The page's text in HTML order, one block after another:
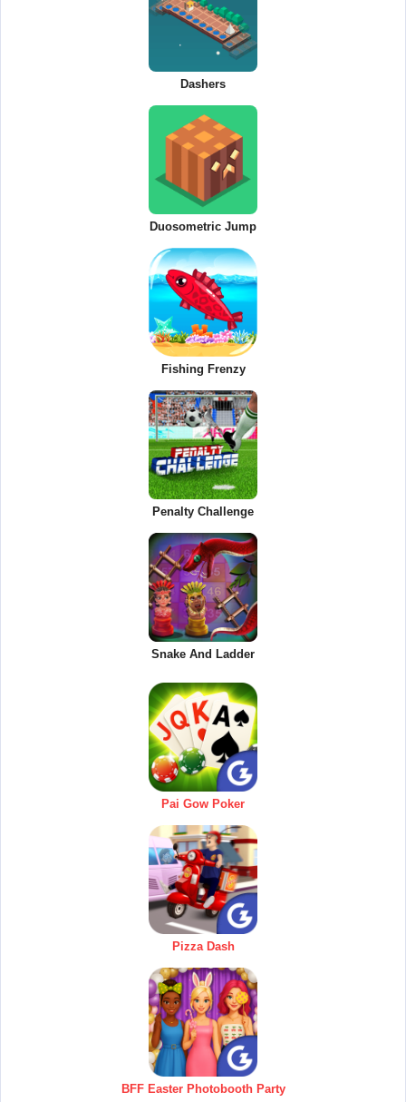
Dashers
Duosometric Jump
Fishing Frenzy
Penalty Challenge
Snake And Ladder
Pai Gow Poker
Pizza Dash
BFF Easter Photobooth Party